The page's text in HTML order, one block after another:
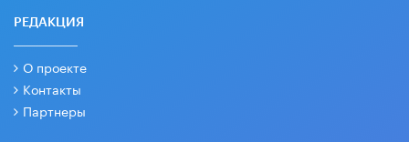
РЕДАКЦИЯ
О проекте
Контакты
Партнеры